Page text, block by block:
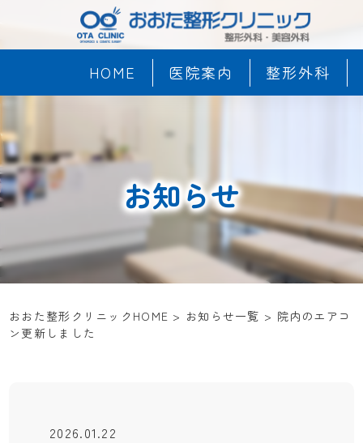
HOME 医院案内 整形外科
お知らせ
おおた整形クリニックHOME > お知らせ一覧 > 院内のエアコ
ン更新しました
2026.01.22